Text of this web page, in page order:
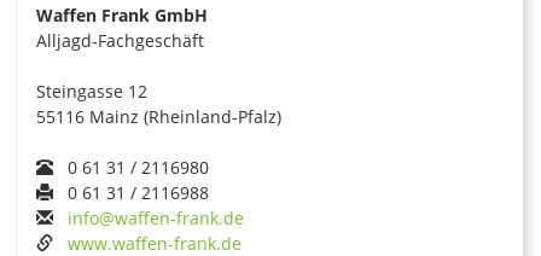
Waffen Frank GmbH
Alljagd-Fachgeschäft
Steingasse 12
55116 Mainz (Rheinland-Pfalz)
0 61 31 / 2116980
0 61 31 / 2116988
info@waffen-frank.de
www.waffen-frank.de